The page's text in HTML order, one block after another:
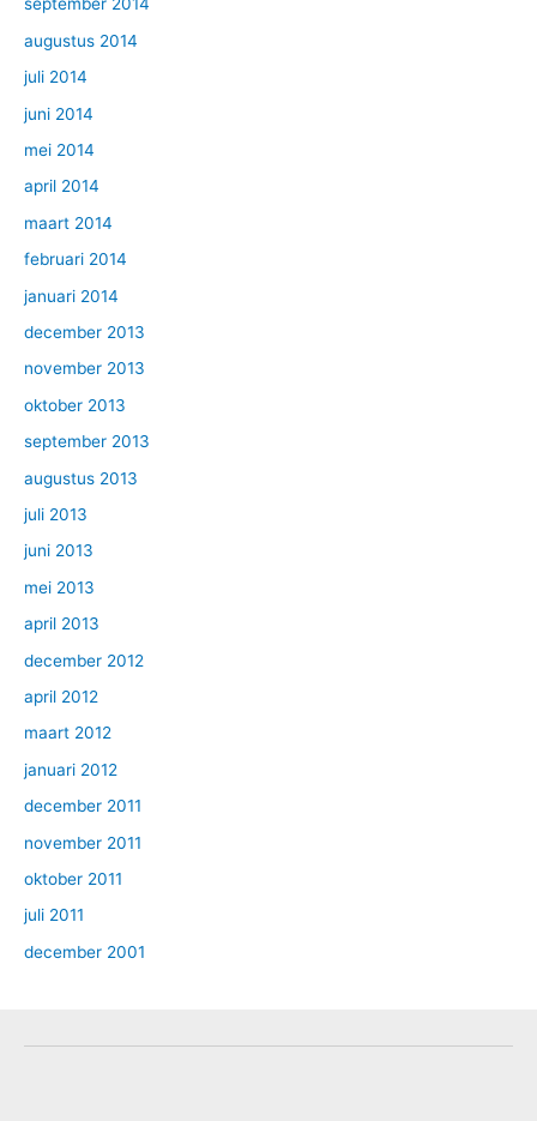
september 2014
augustus 2014
juli 2014
juni 2014
mei 2014
april 2014
maart 2014
februari 2014
januari 2014
december 2013
november 2013
oktober 2013
september 2013
augustus 2013
juli 2013
juni 2013
mei 2013
april 2013
december 2012
april 2012
maart 2012
januari 2012
december 2011
november 2011
oktober 2011
juli 2011
december 2001